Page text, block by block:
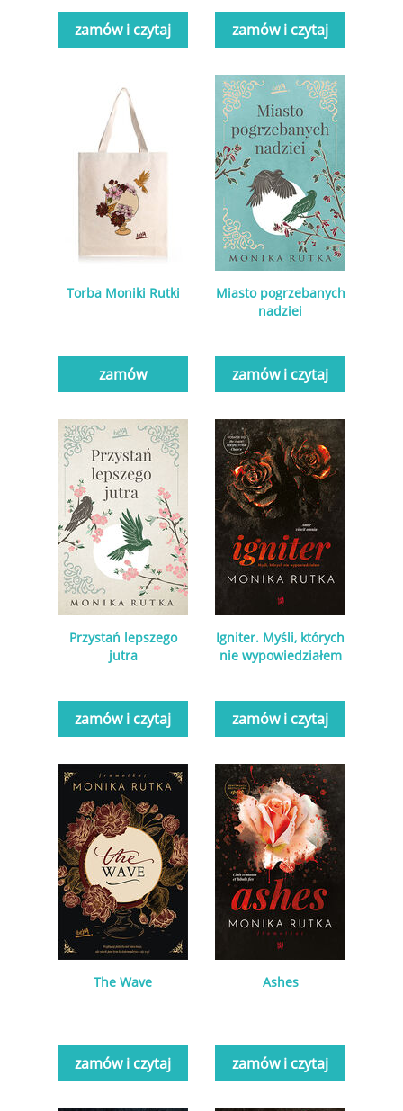
zamów i czytaj zamów i czytaj
Torba Moniki Rutki
zamów
Miasto pogrzebanych
nadziei
zamów i czytaj
Przystań lepszego
jutra
zamów i czytaj
Igniter. Myśli, których
nie wypowiedziałem
zamów i czytaj
The Wave
zamów i czytaj
Ashes
zamów i czytaj